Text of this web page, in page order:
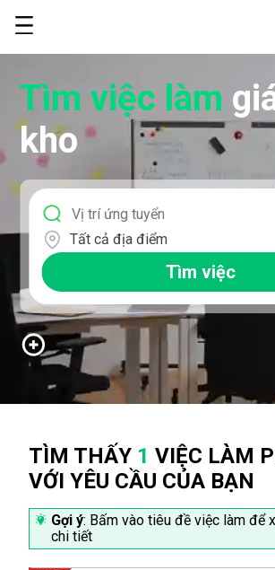
Tìm việc làm
kho
Tất cả địa điểm
Tìm việc
TÌM THẤY 1 VIỆC LÀM
VỚI YÊU CẦU CỦA BẠN
Gợi ý: Bấm vào tiêu đề việc làm để
chi tiết